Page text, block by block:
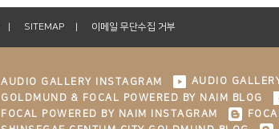
SITEMAP 이메일 무단수집 거부
AUDIO GALLERY INSTAGRAM AUDIO
GOLDMUND & FOCAL POWERED BY NAIM BLOG
FOCAL POWERED BY NAIM INSTAGRAM